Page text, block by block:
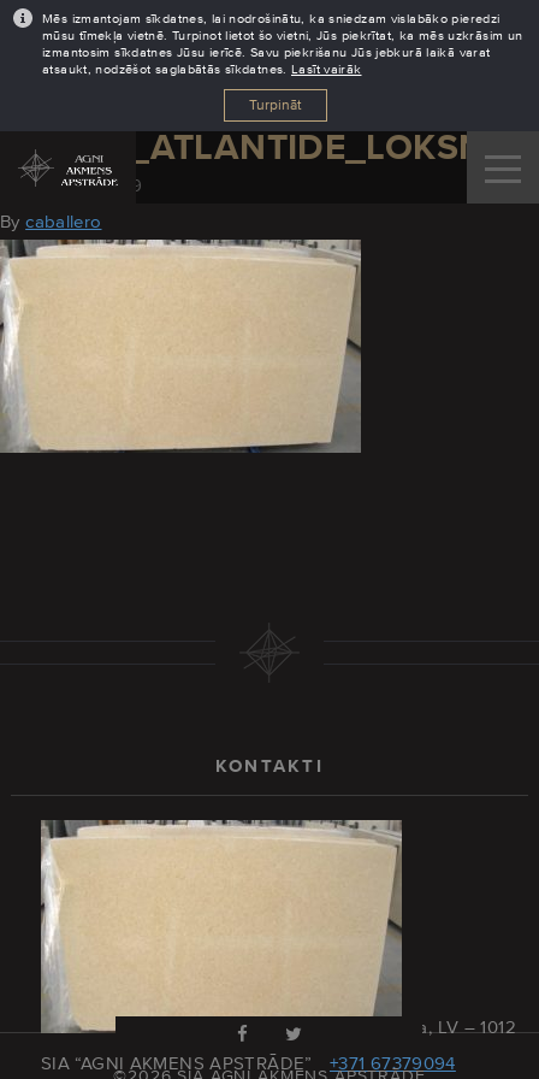
Mēs izmantojam sīkdatnes, lai nodrošinātu, ka sniedzam vislabāko pieredzi
mūsu tīmekļa vietnē. Turpinot lietot šo vietni, Jūs piekrītat, ka mēs uzkrāsim un
izmantosim sīkdatnes Jūsu ierīcē. Savu piekrišanu Jūs jebkurā laikā varat
atsaukt, nodzēšot saglabātās sīkdatnes. Lasīt vairāk
Turpināt
GIALLO_ATLANTIDE_LOKSNE
January 29, 2019
Bycaballero
KONTAKTI
SIA “AGNI AKMENS APSTRĀDE”
Rīga, Latvija, LV – 1012
+371 67379094